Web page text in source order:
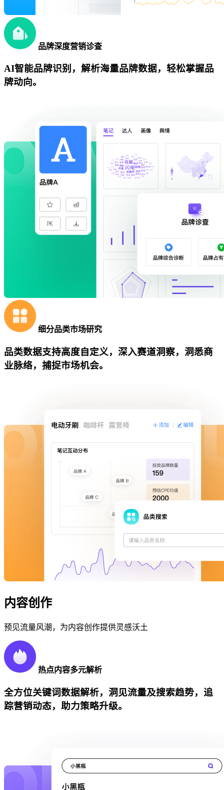
品牌深度营销诊查
AI智能品牌识别，解析海量品牌数据，轻松掌握品
牌动向。
细分品类市场研究
品类数据支持高度自定义，深入赛道洞察，洞悉商
业脉络，捕捉市场机会。
内容创作
预见流量风潮，为内容创作提供灵感沃土
热点内容多元解析
全方位关键词数据解析，洞见流量及搜索趋势，追
踪营销动态，助力策略升级。